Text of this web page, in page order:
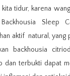
tidur, karena
Sleep
aktif natural,
backhousia
dan terbukti dapat